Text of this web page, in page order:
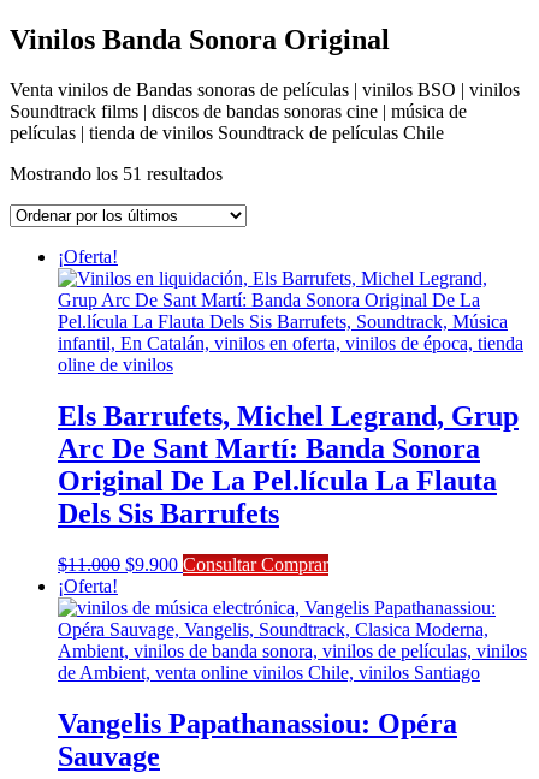
Vinilos Banda Sonora Original
Venta vinilos de Bandas sonoras de películas | vinilos BSO | vinilos
Soundtrack films | discos de bandas sonoras cine | música de
películas | tienda de vinilos Soundtrack de películas Chile
Mostrando los 51 resultadosOrdenado
los
¡Oferta!
Els Barrufets, Michel Legrand, Grup
Arc De Sant Martí: Banda Sonora
Original De La Pel.lícula La Flauta
Dels Sis Barrufets
$11.000 El
original
era:
$11.000.
$9.900El
actual
es:
$9.900.
Consultar Comprar
¡Oferta!
Vangelis Papathanassiou: Opéra
Sauvage